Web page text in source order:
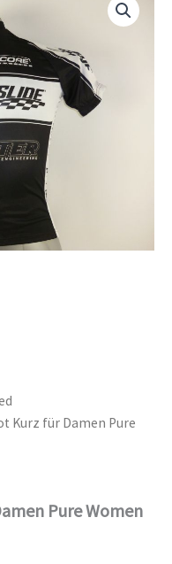
Kurz für Damen Pure
Pure Women